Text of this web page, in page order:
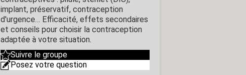
implant, préservatif, contraception
d'urgence… Efficacité, effets secondaires
et conseils pour choisir la contraception
adaptée à votre situation.
Suivre le groupe
Posez votre question